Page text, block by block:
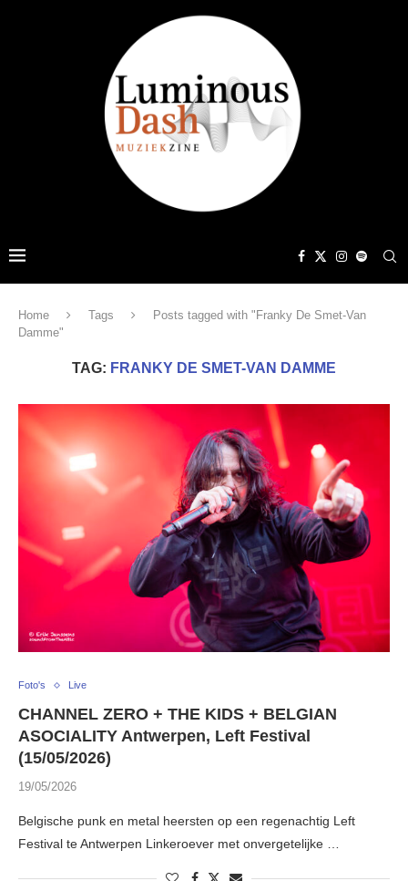
Home Tags
Posts tagged with "Franky De Smet-Van
Damme"
TAG: FRANKY DE SMET-VAN DAMME
Foto's Live
CHANNEL ZERO + THE KIDS + BELGIAN
ASOCIALITY Antwerpen, Left Festival
(15/05/2026)
19/05/2026
Belgische punk en metal heersten op een regenachtig Left
Festival te Antwerpen Linkeroever met onvergetelijke …